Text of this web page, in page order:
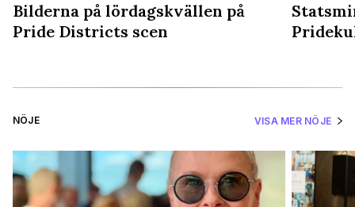
Bilderna på lördagskvällen på
Pride Districts scen
NÖJE VISA MER NÖJE